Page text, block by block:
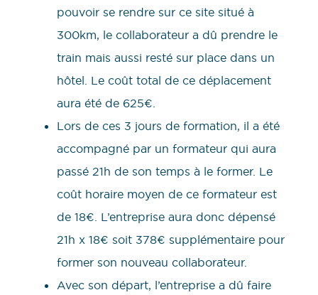
pouvoir se rendre sur ce site situé à
300km, le collaborateur a dû prendre le
train mais aussi resté sur place dans un
hôtel. Le coût total de ce déplacement
aura été de 625€.
Lors de ces 3 jours de formation, il a été
accompagné par un formateur qui aura
passé 21h de son temps à le former. Le
coût horaire moyen de ce formateur est
de 18€. L’entreprise aura donc dépensé
21h x 18€ soit 378€ supplémentaire pour
former son nouveau collaborateur.
Avec son départ, l’entreprise a dû faire